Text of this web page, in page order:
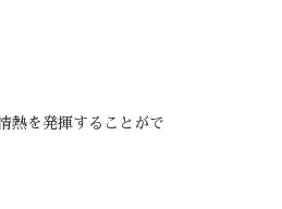
熱を発揮することがで